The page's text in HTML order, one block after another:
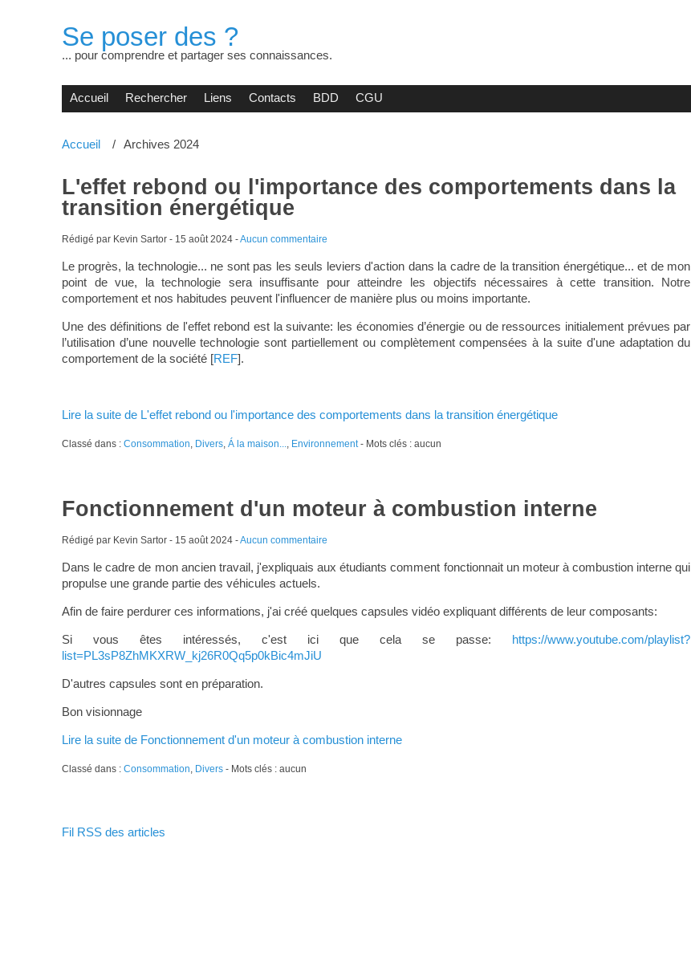
Se poser des ?
... pour comprendre et partager ses connaissances.
Accueil Rechercher Liens Contacts BDD CGU
Accueil Archives 2024
L'effet rebond ou l'importance des comportements dans la
transition énergétique
Rédigé par Kevin Sartor - 15 août 2024-Aucun commentaire
Le progrès, la technologie... ne sont pas les seuls leviers d'action dans la cadre de la transition énergétique... et de mon
point de vue, la technologie sera insuffisante pour atteindre les objectifs nécessaires à cette transition. Notre
comportement et nos habitudes peuvent l'influencer de manière plus ou moins importante.
Une des définitions de l'effet rebond est la suivante: les économies d’énergie ou de ressources initialement prévues par
l’utilisation d’une nouvelle technologie sont partiellement ou complètement compensées à la suite d'une adaptation du
comportement de la société [REF].
Lire la suite de L'effet rebond ou l'importance des comportements dans la transition énergétique
Classé dans : Consommation Divers, Á la maison... Environnement- Mots clés : aucun
Fonctionnement d'un moteur à combustion interne
Rédigé par Kevin Sartor - 15 août 2024-Aucun commentaire
Dans le cadre de mon ancien travail, j'expliquais aux étudiants comment fonctionnait un moteur à combustion interne qui
propulse une grande partie des véhicules actuels.
Afin de faire perdurer ces informations, j'ai créé quelques capsules vidéo expliquant différents de leur composants:
Si vous êtes intéressés, c'est ici que cela se passe: https://www.youtube.com/playlist?
list=PL3sP8ZhMKXRW_kj26R0Qq5p0kBic4mJiU
D'autres capsules sont en préparation.
Bon visionnage
Lire la suite de Fonctionnement d'un moteur à combustion interne
Classé dans : Consommation, Divers- Mots clés : aucun
Fil RSS des articles